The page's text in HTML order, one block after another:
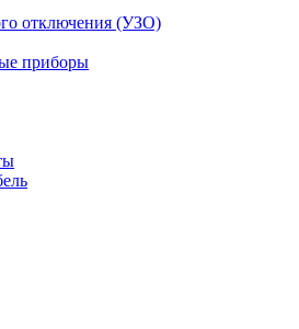
отключения (УЗО)
приборы